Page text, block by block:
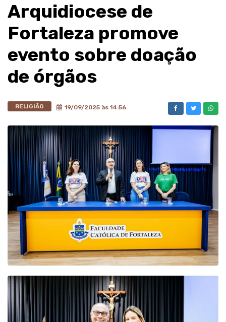
Arquidiocese de
Fortaleza promove
evento sobre doação
de órgãos
RELIGIÃO 19/09/2025 às 14:56